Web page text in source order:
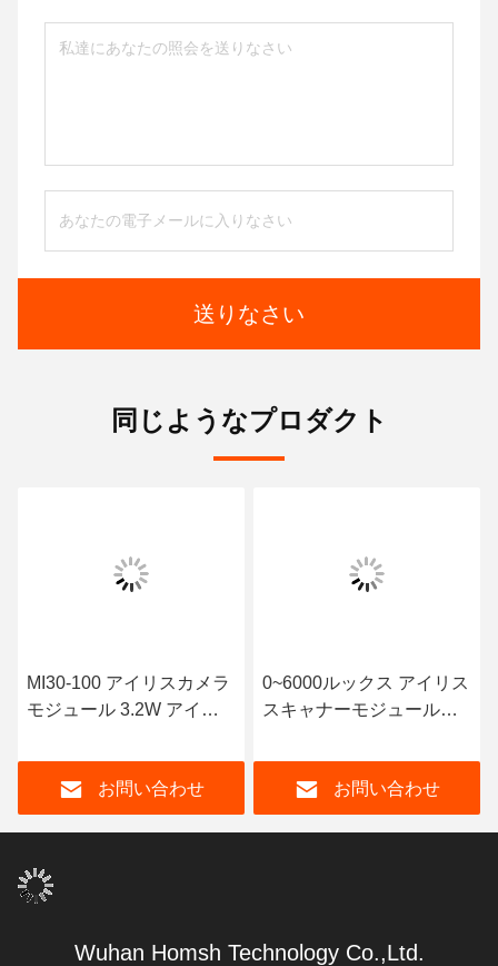
送りなさい
同じようなプロダクト
MI30-100 アイリスカメラ
モジュール 3.2W アイリ
画像帯
お問い合わせ
0~6000ルックス アイリス
スキャナーモジュール
お問い合わせ
Wuhan Homsh Technology Co.,Ltd.